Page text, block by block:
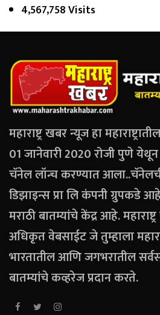
4,567,758 Visits
महाराष्ट्र खबर न्यूज हा
01 जानेवारी 2020 रोजी पुणे येथून
चॅनेल लॉन्च करण्यात
डिझाइन्स प्रा लि कंपनी ग्रुपकडे
मराठी बातम्यांचे केंद्र आहे.
अधिकृत वेबसाईट जे तुम्हाला
भारतातील आणि जगभरातील
बातम्यांचे कव्हरेज प्रदान करते.